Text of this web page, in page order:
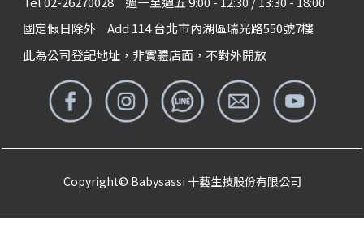
國定假日除外
Add 114 台北市內湖區瑞光路550號7樓
此為公司登記地址，非實體店面，不對外開放
Copyright© Babysassi 十藝生技股份有限公司